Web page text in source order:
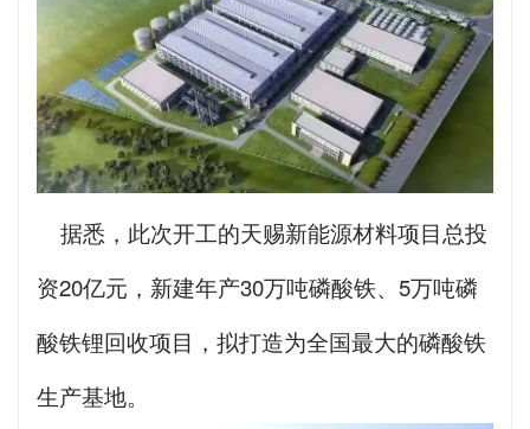
据悉，此次开工的天赐新能源材料项目总投
资20亿元，新建年产30万吨磷酸铁、5万吨磷
酸铁锂回收项目，拟打造为全国最大的磷酸铁
生产基地。